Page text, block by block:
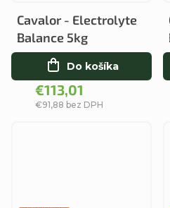
Cavalor - Electrolyte
Balance 5kg
€91,88 bez DPH
€113,01
Do košíka